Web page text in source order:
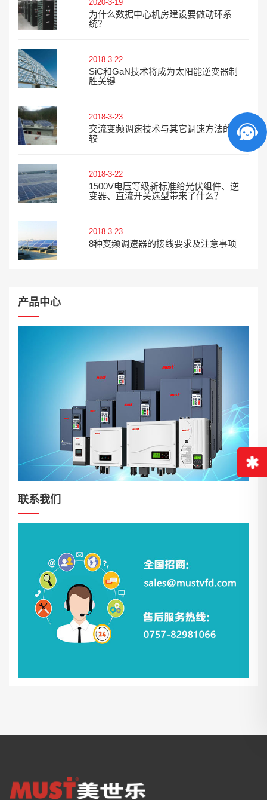
2020-3-19
为什么数据中心机房建设要做动环系
统？
2018-3-22
SiC和GaN技术将成为太阳能逆变器制
胜关键
2018-3-23
交流变频调速技术与其它调速方法的比
较
2018-3-22
1500V电压等级新标准给光伏组件、逆
变器、直流开关选型带来了什么？
2018-3-23
8种变频调速器的接线要求及注意事项
产品中心
联系我们